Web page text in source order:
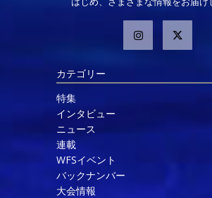
カテゴリー
特集
インタビュー
ニュース
連載
WFSイベント
バックナンバー
大会情報